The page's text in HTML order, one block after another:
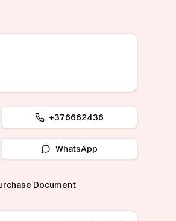
+376662436
WhatsApp
Document